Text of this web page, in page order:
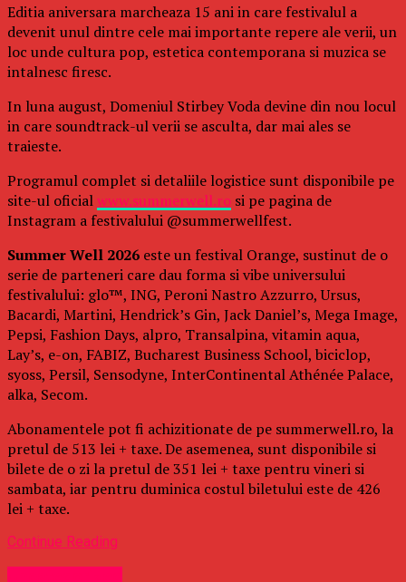
Editia aniversara marcheaza 15 ani in care festivalul a
devenit unul dintre cele mai importante repere ale verii, un
loc unde cultura pop, estetica contemporana si muzica se
intalnesc firesc.
In luna august, Domeniul Stirbey Voda devine din nou locul
in care soundtrack-ul verii se asculta, dar mai ales se
traieste.
Programul complet si detaliile logistice sunt disponibile pe
site-ul oficialwww.summerwell.ro si pe pagina de
Instagram a festivalului @summerwellfest.
Summer Well 2026 este un festival Orange, sustinut de o
serie de parteneri care dau forma si vibe universului
festivalului: glo™, ING, Peroni Nastro Azzurro, Ursus,
Bacardi, Martini, Hendrick’s Gin, Jack Daniel’s, Mega Image,
Pepsi, Fashion Days, alpro, Transalpina, vitamin aqua,
Lay’s, e-on, FABIZ, Bucharest Business School, biciclop,
syoss, Persil, Sensodyne, InterContinental Athénée Palace,
alka, Secom.
Abonamentele pot fi achizitionate de pe summerwell.ro, la
pretul de 513 lei + taxe. De asemenea, sunt disponibile si
bilete de o zi la pretul de 351 lei + taxe pentru vineri si
sambata, iar pentru duminica costul biletului este de 426
lei + taxe.
Continue Reading